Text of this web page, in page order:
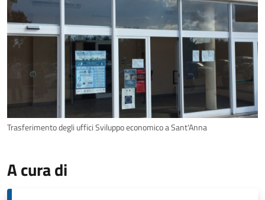
Trasferimento degli uffici Sviluppo economico a Sant'Anna
A cura di